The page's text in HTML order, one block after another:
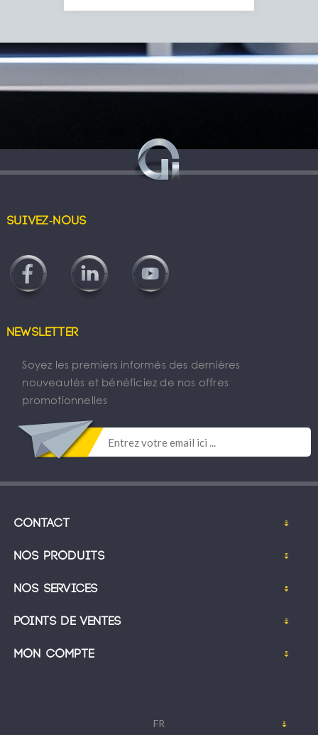
Suivez-nous
Newsletter
Soyez les premiers informés des dernières
nouveautés et bénéficiez de nos offres
promotionnelles
Contact
Nos produits
Nos services
Points de ventes
Mon compte
FR